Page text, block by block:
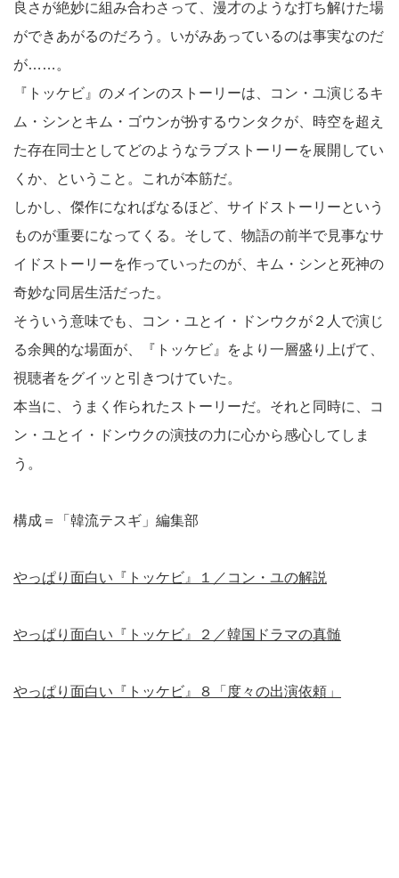
良さが絶妙に組み合わさって、漫才のような打ち解けた場
ができあがるのだろう。いがみあっているのは事実なのだ
が……。
『トッケビ』のメインのストーリーは、コン・ユ演じるキ
ム・シンとキム・ゴウンが扮するウンタクが、時空を超え
た存在同士としてどのようなラブストーリーを展開してい
くか、ということ。これが本筋だ。
しかし、傑作になればなるほど、サイドストーリーという
ものが重要になってくる。そして、物語の前半で見事なサ
イドストーリーを作っていったのが、キム・シンと死神の
奇妙な同居生活だった。
そういう意味でも、コン・ユとイ・ドンウクが２人で演じ
る余興的な場面が、『トッケビ』をより一層盛り上げて、
視聴者をグイッと引きつけていた。
本当に、うまく作られたストーリーだ。それと同時に、コ
ン・ユとイ・ドンウクの演技の力に心から感心してしま
う。
構成＝「韓流テスギ」編集部
やっぱり面白い『トッケビ』１／コン・ユの解説
やっぱり面白い『トッケビ』２／韓国ドラマの真髄
やっぱり面白い『トッケビ』８「度々の出演依頼」